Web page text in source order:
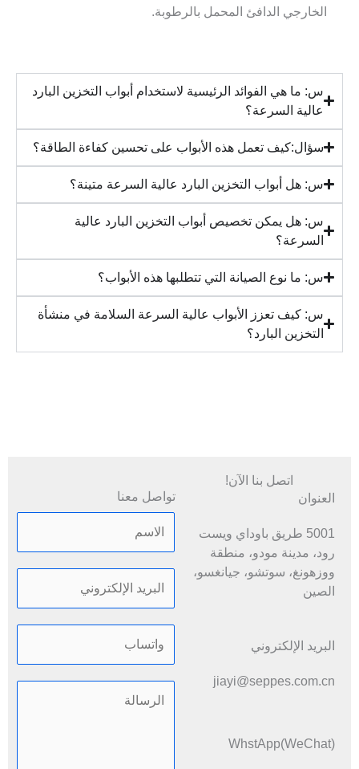
الخارجي الدافئ المحمل بالرطوبة.
س: ما هي الفوائد الرئيسية لاستخدام أبواب التخزين البارد
عالية السرعة؟
سؤال:كيف تعمل هذه الأبواب على تحسين كفاءة الطاقة؟
س: هل أبواب التخزين البارد عالية السرعة متينة؟
س: هل يمكن تخصيص أبواب التخزين البارد عالية
السرعة؟
س: ما نوع الصيانة التي تتطلبها هذه الأبواب؟
س: كيف تعزز الأبواب عالية السرعة السلامة في منشأة
التخزين البارد؟
اتصل بنا الآن!
العنوان
5001 طريق باوداي ويست
رود، مدينة مودو، منطقة
ووزهونغ، سوتشو، جيانغسو،
الصين
البريد الإلكتروني
jiayi@seppes.com.cn
WhstApp(WeChat)
تواصل معنا